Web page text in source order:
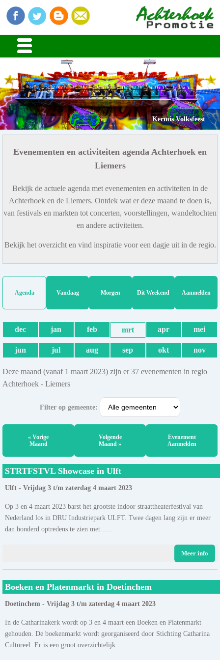
Kermis Volksfeest
Evenementen en activiteiten agenda Achterhoek en
Liemers
Bekijk de actuele agenda met evenementen en activiteiten in de
Achterhoek en de Liemers. Ontdek wat er deze maand te doen is,
van festivals en markten tot concerten, voorstellingen, wandeltochten
en andere activiteiten.
Bekijk het overzicht en vind inspiratie voor een dagje uit in de regio.
Agenda Vandaag Morgen Dit Weekend Aanmelden
dec jan feb mrt apr mei
jun jul aug sep okt nov
Deze maand (vanaf 1 maart 2023) zijn er 37 evenementen in regio
Achterhoek - Liemers
Filter op gemeente:
« Vorige
Maand
Volgende
Maand »
Evenement
Aanmelden
STRTFSTVL Showcase in Ulft
Ulft - Vrijdag 3 t/m zaterdag 4 maart 2023
Op 3 en 4 maart 2023 barst het grootste indoor straattheaterfestival van
Nederland los in DRU Industriepark ULFT. Twee dagen lang zijn er meer
dan honderd optredens te zien met......
Meer info
Boeken en Platenmarkt in Doetinchem
Doetinchem - Vrijdag 3 t/m zaterdag 4 maart 2023
In de Catharinakerk wordt op 3 en 4 maart een Boeken en Platenmarkt
gehouden. De boekenmarkt wordt georganiseerd door Stichting Catharina
Cultureel. Er is een groot overzichtelijk......